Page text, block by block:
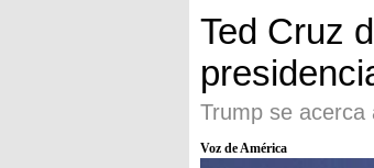
Ted Cruz
Trump se acerca
Voz de América